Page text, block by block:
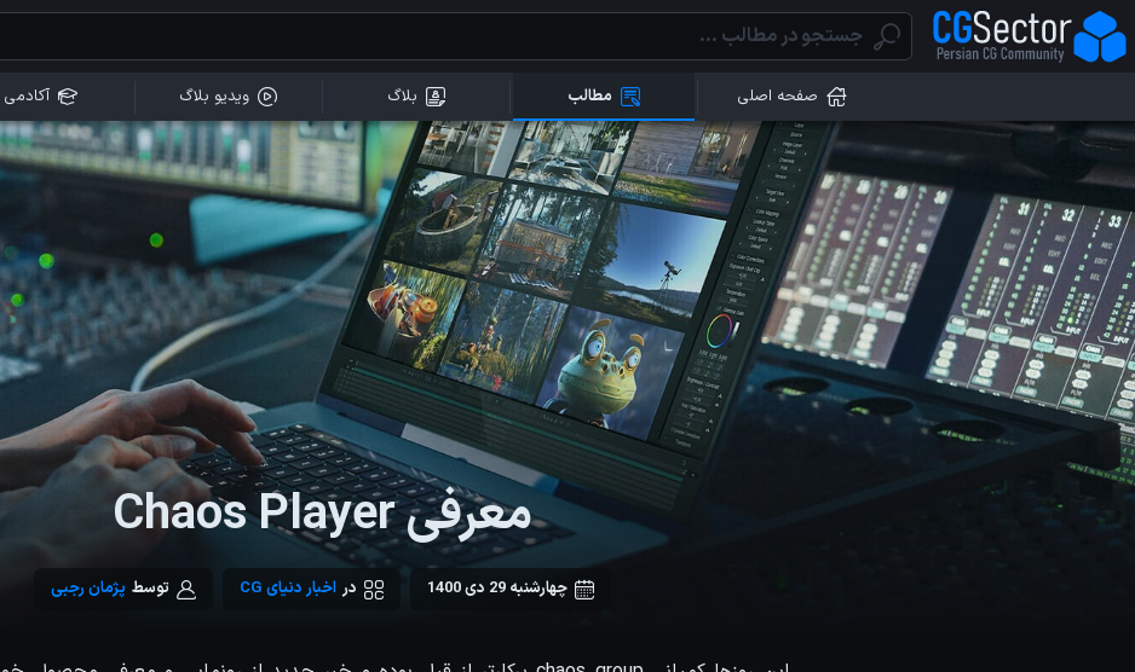
صفحه اصلی مطالب بلاگ ویدیو بلاگ آکادمی
معرفی Chaos Player
چهارشنبه 29 دی 1400 در اخبار دنیای CG توسط پژمان رجبی